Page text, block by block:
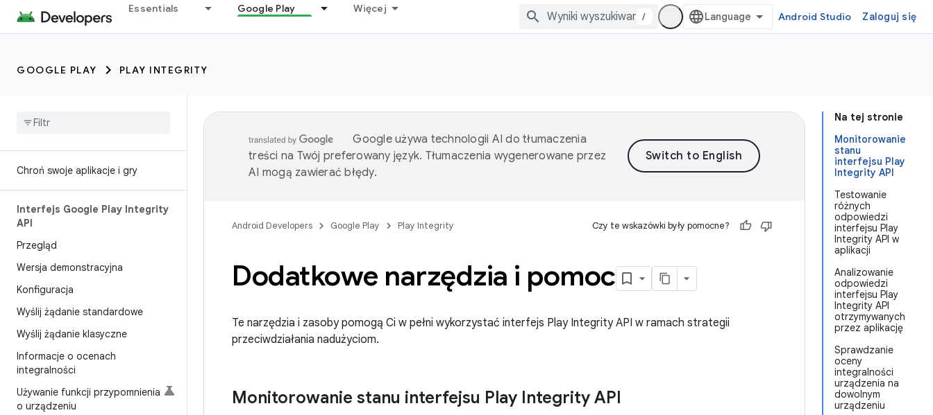
Essentials Google Play Więcej
/ Android Studio Zaloguj się
GOOGLE PLAY PLAY INTEGRITY
Chroń swoje aplikacje i gry
Interfejs Google Play Integrity
API
Przegląd
Wersja demonstracyjna
Konfiguracja
Wyślij żądanie standardowe
Wyślij żądanie klasyczne
Informacje o ocenach
integralności
Używanie funkcji przypomnienia
o urządzeniu
Na tej stronie
Monitorowanie
stanu
interfejsu Play
Integrity API
Testowanie
różnych
odpowiedzi
interfejsu Play
Integrity API w
aplikacji
Analizowanie
odpowiedzi
interfejsu Play
Integrity API
otrzymywanych
przez aplikację
Sprawdzanie
oceny
integralności
urządzenia na
dowolnym
urządzeniu
Google używa technologii AI do tłumaczenia
treści na Twój preferowany język. Tłumaczenia wygenerowane przez
AI mogą zawierać błędy.
Android Developers Google Play Play Integrity Czy te wskazówki były pomocne?
Dodatkowe narzędzia i pomoc
Te narzędzia i zasoby pomogą Ci w pełni wykorzystać interfejs Play Integrity API w ramach strategii
przeciwdziałania nadużyciom.
Monitorowanie stanu interfejsu Play Integrity API